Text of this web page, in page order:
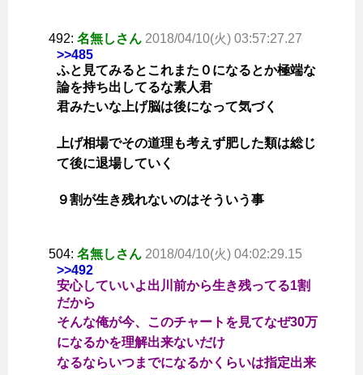
492: 名無しさん 2018/04/10(火) 03:57:27.27
>>485
ふと見てみるとこれまた０になるとか極端な
論を持ち出してるな素人君
君みたいな上げ脳は後になって気づく
上げ相場でその道理も考えず肥した類は総じ
て後に退場していく
９割が生き残れないのはそういう事
504: 名無しさん 2018/04/10(火) 04:02:29.15
>>492
安心していいよ出川前から生き残ってる1割
だから
そんな俺が今、このチャートを見てなぜ30万
になるかを理解出来ないだけ
なるならいつまでになるかくらいは指定出来